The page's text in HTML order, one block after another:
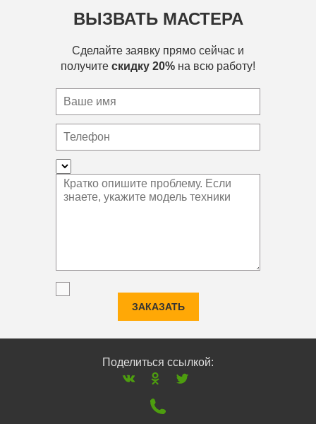
ВЫЗВАТЬ МАСТЕРА
Сделайте заявку прямо сейчас и
получите скидку 20% на всю работу!
ЗАКАЗАТЬ
Поделиться ссылкой: